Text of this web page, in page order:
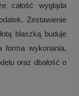
całość wygląda
Zestawienie
blaszką buduje
forma wykonania,
oraz dbałość o